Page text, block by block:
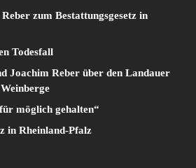
zum Bestattungsgesetz in
Todesfall
Joachim Reber über den Landauer
möglich gehalten“
in Rheinland-Pfalz